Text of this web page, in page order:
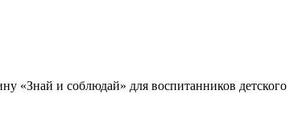
«Знай и соблюдай» для воспитанников детского